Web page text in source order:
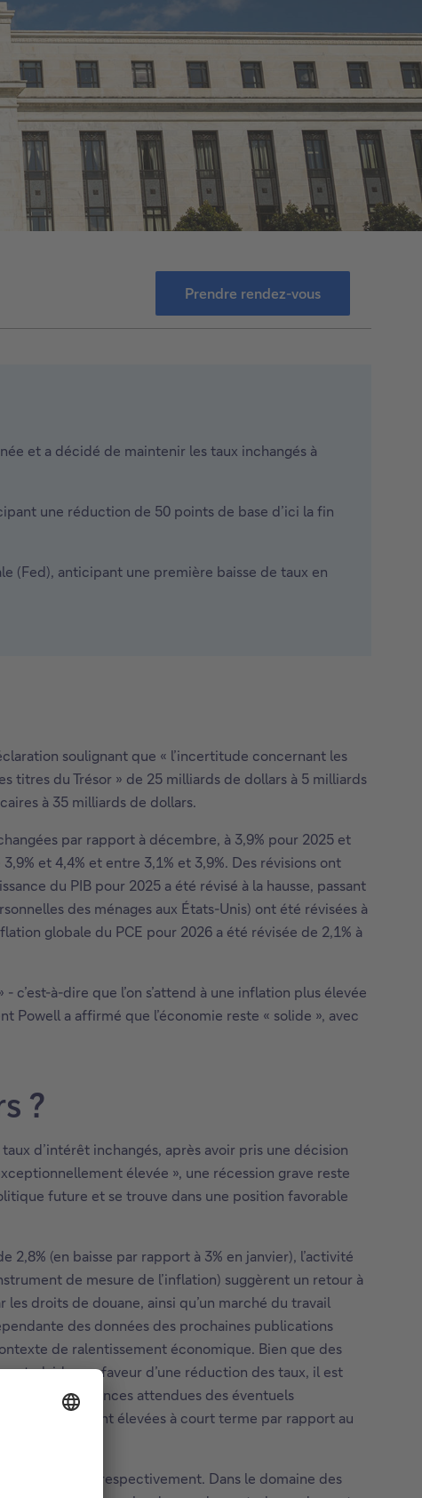
Prendre rendez-vous
et a décidé de maintenir les taux inchangés à
une réduction de 50 points de base d’ici la fin
(Fed), anticipant une première baisse de taux en
soulignant que « l’incertitude concernant les
titres du Trésor » de 25 milliards de dollars à 5 milliards
à 35 milliards de dollars.
par rapport à décembre, à 3,9% pour 2025 et
et 4,4% et entre 3,1% et 3,9%. Des révisions ont
du PIB pour 2025 a été révisé à la hausse, passant
des ménages aux États-Unis) ont été révisées à
globale du PCE pour 2026 a été révisée de 2,1% à
à-dire que l’on s’attend à une inflation plus élevée
a affirmé que l’économie reste « solide », avec
?
d’intérêt inchangés, après avoir pris une décision
élevée », une récession grave reste
future et se trouve dans une position favorable
(en baisse par rapport à 3% en janvier), l’activité
de mesure de l’inflation) suggèrent un retour à
droits de douane, ainsi qu’un marché du travail
des données des prochaines publications
de ralentissement économique. Bien que des
plaider en faveur d’une réduction des taux, il est
des conséquences attendues des éventuels
demeurent élevées à court terme par rapport au
et 1,78% respectivement. Dans le domaine des